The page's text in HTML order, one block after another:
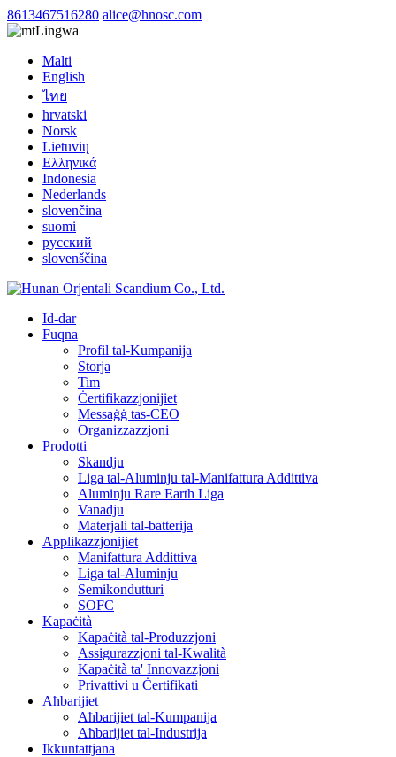
8613467516280 alice@hnosc.com
Lingwa
Malti
English
ไทย
hrvatski
Norsk
Lietuvių
Ελληνικά
Indonesia
Nederlands
slovenčina
suomi
русский
slovenščina
Id-dar
Fuqna
Profil tal-Kumpanija
Storja
Tim
Ċertifikazzjonijiet
Messaġġ tas-CEO
Organizzazzjoni
Prodotti
Skandju
Liga tal-Aluminju tal-Manifattura Addittiva
Aluminju Rare Earth Liga
Vanadju
Materjali tal-batterija
Applikazzjonijiet
Manifattura Addittiva
Liga tal-Aluminju
Semikondutturi
SOFC
Kapaċità
Kapaċità tal-Produzzjoni
Assigurazzjoni tal-Kwalità
Kapaċità ta' Innovazzjoni
Privattivi u Ċertifikati
Aħbarijiet
Aħbarijiet tal-Kumpanija
Aħbarijiet tal-Industrija
Ikkuntattjana